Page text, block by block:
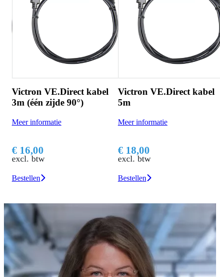
Victron VE.Direct kabel
5m
Meer informatie
€ 18,00
excl. btw
Bestellen
€ 15,00
excl. btw
Bestellen